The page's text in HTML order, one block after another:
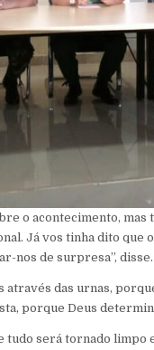
o acontecimento,
Já vos tinha dito que
nos de surpresa”, disse.
através das urnas,
porque Deus
tudo será tornado limpo